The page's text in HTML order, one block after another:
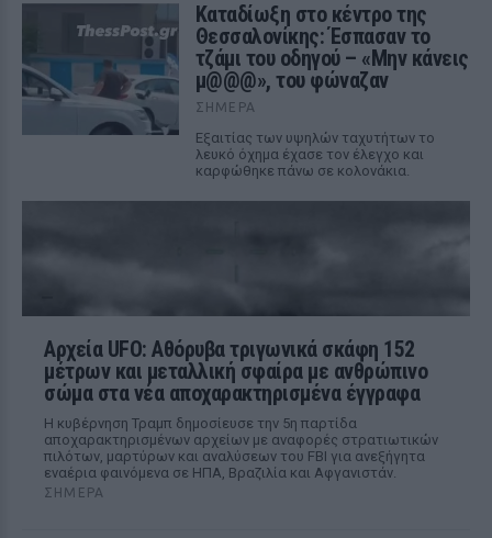
Καταδίωξη στο κέντρο της
Θεσσαλονίκης: Έσπασαν το
τζάμι του οδηγού – «Μην κάνεις
μ@@@», του φώναζαν
ΣΉΜΕΡΑ
Εξαιτίας των υψηλών ταχυτήτων το
λευκό όχημα έχασε τον έλεγχο και
καρφώθηκε πάνω σε κολονάκια.
Αρχεία UFO: Αθόρυβα τριγωνικά σκάφη 152
μέτρων και μεταλλική σφαίρα με ανθρώπινο
σώμα στα νέα αποχαρακτηρισμένα έγγραφα
Η κυβέρνηση Τραμπ δημοσίευσε την 5η παρτίδα
αποχαρακτηρισμένων αρχείων με αναφορές στρατιωτικών
πιλότων, μαρτύρων και αναλύσεων του FBI για ανεξήγητα
εναέρια φαινόμενα σε ΗΠΑ, Βραζιλία και Αφγανιστάν.
ΣΉΜΕΡΑ